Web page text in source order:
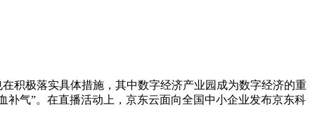
积极落实具体措施，其中数字经济产业园成为数字经济的重
气”。在直播活动上，京东云面向全国中小企业发布京东科